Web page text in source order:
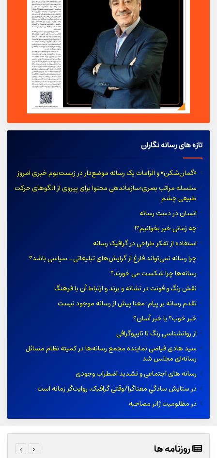
تازه های رسانه نگاران
«گمان‌شکن» و الزامات یک رسانه موضع‌دار در زیست‌بوم خبری امروز
سلسله مراتب بصری؛سازماندهی محتوا برای پیروی از الگوهای حرکت
طبیعی چشم
انسان در دست رسانه
چه زمانی خبر بخوانیم؟!
استفاده از تفکر طراحی در گرافیک رسانه
چرا رسانه نمی‌تواند فارغ از گرایش‌های تبلیغاتی ـ سیاسی باشد؟
رسانه‌ها چرا شکست می خورند؟
نقش رنگ و فونت در نشانه و برند و ارتباط آن با فرهنگ
تقدم رسانه بر پیام: معنا پیش از رسانه موجود نیست
خبر خوب؟ یا خبر آسان؟
از روانشناسی رنگ تا تایپوگرافی
سید هادی فیاضی نماینده مجمع رسانه‌ها در کمیته نظام مسائل
رسانه‌ای مجلس شد
رسانه های اجتماعی و تشدید اضطراب وجودی
در ستایش سادگیِ معناگرا/وقتی گرافیک، روایت‌گر زمانه است
در مظلومیت ژانر مصاحبه
روزنامه ها